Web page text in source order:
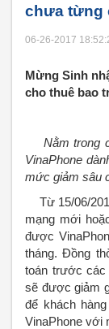
chưa từng
06-26-2017
Mừng Sinh
cho thuê bao
Nằm trong
VinaPhone
mức giảm sâu
Từ 15/06/
mạng mới
được
tháng. Đồng
toán trước
sẽ được giảm
để khách
VinaPhone với